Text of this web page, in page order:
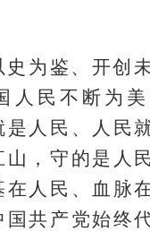
鉴、开创未
人民不断为
是人民、人民
山，守的是人
在人民、血脉
国共产党始终